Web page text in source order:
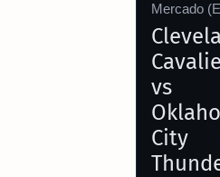
Mercado
vs
City